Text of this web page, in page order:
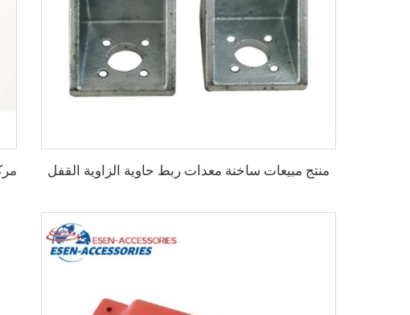
منتج مبيعات ساخنة معدات ربط حاوية الزاوية القفل